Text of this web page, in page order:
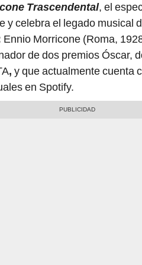
Trascendental, el
y celebra el legado musical
Ennio Morricone (Roma,
de dos premios Óscar,
, y que actualmente cuenta
en Spotify.